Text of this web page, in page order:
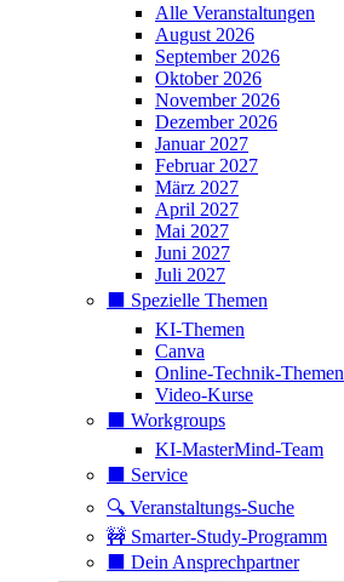
Alle Veranstaltungen
August 2026
September 2026
Oktober 2026
November 2026
Dezember 2026
Januar 2027
Februar 2027
März 2027
April 2027
Mai 2027
Juni 2027
Juli 2027
⬛️ Spezielle Themen
KI-Themen
Canva
Online-Technik-Themen
Video-Kurse
⬛️ Workgroups
KI-MasterMind-Team
⬛️ Service
🔍 Veranstaltungs-Suche
🚧 Smarter-Study-Programm
⬛️ Dein Ansprechpartner